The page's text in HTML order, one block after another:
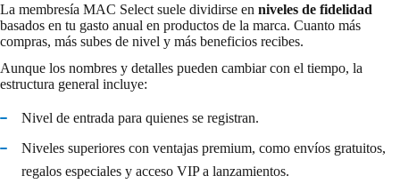
La membresía MAC Select suele dividirse en niveles de fidelidad
basados en tu gasto anual en productos de la marca. Cuanto más
compras, más subes de nivel y más beneficios recibes.
Aunque los nombres y detalles pueden cambiar con el tiempo, la
estructura general incluye:
Nivel de entrada para quienes se registran.
Niveles superiores con ventajas premium, como envíos gratuitos,
regalos especiales y acceso VIP a lanzamientos.